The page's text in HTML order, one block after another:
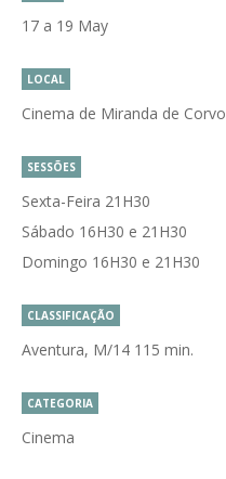
17 a 19 May
LOCAL
Cinema de Miranda de Corvo
SESSÕES
Sexta-Feira 21H30
Sábado 16H30 e 21H30
Domingo 16H30 e 21H30
CLASSIFICAÇÃO
Aventura, M/14 115 min.
CATEGORIA
Cinema